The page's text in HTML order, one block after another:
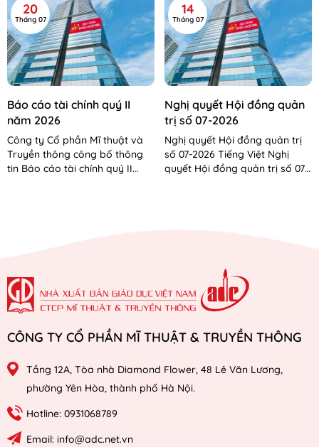
20
Tháng 07
Báo cáo tài chính quý II
năm 2026
Công ty Cổ phần Mĩ thuật và
Truyền thông công bố thông
tin Báo cáo tài chính quý II
14
Tháng 07
Nghị quyết Hội đồng quản
trị số 07-2026
Nghị quyết Hội đồng quản trị
số 07-2026 Tiếng Việt Nghị
quyết Hội đồng quản trị số 07-
CÔNG TY CỔ PHẦN MĨ THUẬT & TRUYỀN THÔNG
Tầng 12A, Tòa nhà Diamond Flower, 48 Lê Văn Lương,
phường Yên Hòa, thành phố Hà Nội.
Hotline: 0931068789
Email: info@adc.net.vn